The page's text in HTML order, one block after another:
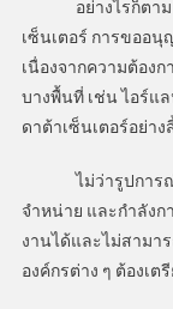
อย่างไรก็ตาม บา
เซ็นเตอร์ การขออนุ
เนื่องจากความต้อง
บางพื้นที่ เช่น ไอร์แ
ดาต้าเซ็นเตอร์อย่า
ไม่ว่ารูปการณ์จะ
จำหน่าย และกำลังก
งานได้และไม่สามา
องค์กรต่าง ๆ ต้องเ